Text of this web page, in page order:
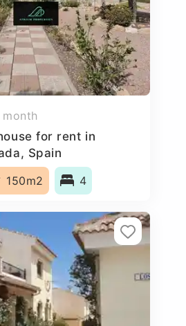
for rent in
Spain
150m2 4